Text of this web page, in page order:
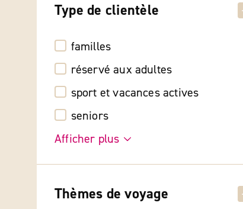
Type de clientèle
familles
réservé aux adultes
sport et vacances actives
seniors
Afficher plus
Thèmes de voyage